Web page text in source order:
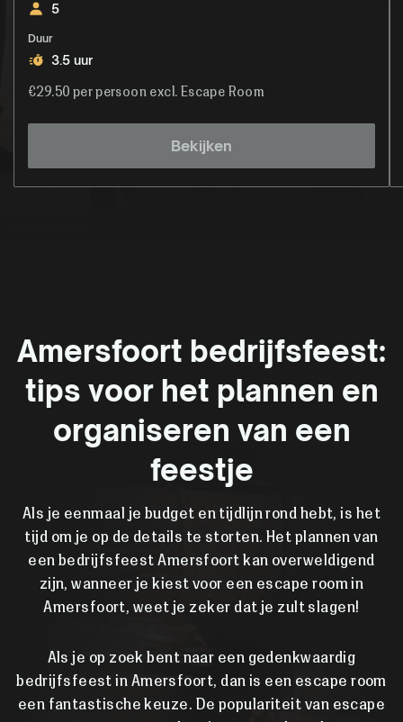
5
Duur
3.5 uur
€29.50 per persoon excl. Escape Room
Bekijken
Amersfoort bedrijfsfeest:
tips voor het plannen en
organiseren van een
feestje
Als je eenmaal je budget en tijdlijn rond hebt, is het
tijd om je op de details te storten. Het plannen van
een bedrijfsfeest Amersfoort kan overweldigend
zijn, wanneer je kiest voor een escape room in
Amersfoort, weet je zeker dat je zult slagen!
Als je op zoek bent naar een gedenkwaardig
bedrijfsfeest in Amersfoort, dan is een escape room
een fantastische keuze. De populariteit van escape